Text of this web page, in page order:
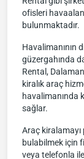
ofisleri
bulunmaktadır.
Havalimanının
güzergahında
Rental,
kiralık araç
havalimanında
sağlar.
Araç kiralamayı
bulabilmek için
veya telefonla